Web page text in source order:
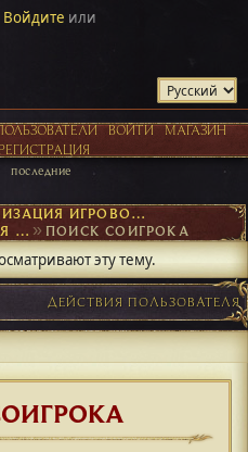
Войдите или
ВОЙТИ
МАГАЗИН
РЕГИСТРАЦИЯ
последние
ОРГАНИЗАЦИЯ ИГРОВОГО ПРОЦЕССА
КВЕСТЫ И СЮЖЕТНАЯ ОСНОВА ►ПОИСК СОИГРОКА
эту тему.
ДЕЙСТВИЯ ПОЛЬЗОВАТЕЛЯ